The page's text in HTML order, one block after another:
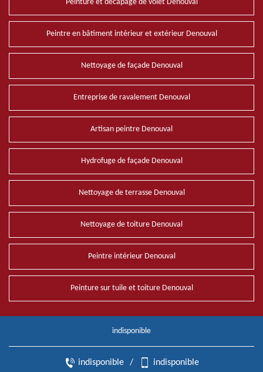
Peinture et décapage de volet Denouval
Peintre en bâtiment intérieur et extérieur Denouval
Nettoyage de façade Denouval
Entreprise de ravalement Denouval
Artisan peintre Denouval
Hydrofuge de façade Denouval
Nettoyage de terrasse Denouval
Nettoyage de toiture Denouval
Peintre intérieur Denouval
Peinture sur tuile et toiture Denouval
indisponible
indisponible / indisponible